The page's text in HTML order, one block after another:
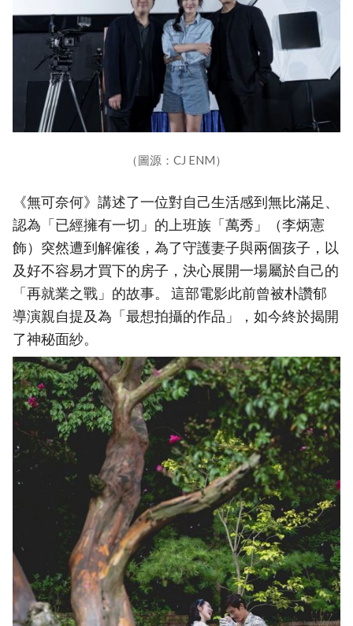
（圖源：CJ ENM）
《無可奈何》講述了一位對自己生活感到無比滿足、
認為「已經擁有一切」的上班族「萬秀」（李炳憲
飾）突然遭到解僱後，為了守護妻子與兩個孩子，以
及好不容易才買下的房子，決心展開一場屬於自己的
「再就業之戰」的故事。 這部電影此前曾被朴讚郁
導演親自提及為「最想拍攝的作品」，如今終於揭開
了神秘面紗。